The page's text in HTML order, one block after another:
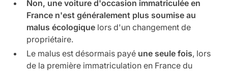
Non, une voiture d'occasion immatriculée en
France n'est généralement plus soumise au
malus écologique lors d'un changement de
propriétaire.
Le malus est désormais payé une seule fois, lors
de la première immatriculation en France du